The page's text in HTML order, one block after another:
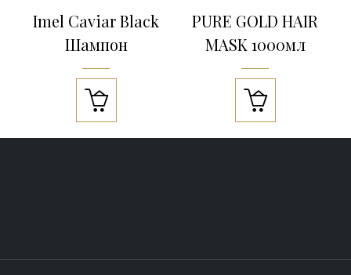
Imel Caviar Black
Шампон

PURE GOLD HAIR
MASK 1000мл
